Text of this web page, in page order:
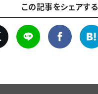
この記事をシェアする